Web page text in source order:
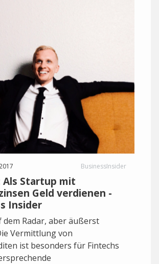
BusinessInsider
Als Startup mit
Geld verdienen -
Insider
dem Radar, aber äußerst
Vermittlung von
ist besonders für Fintechs